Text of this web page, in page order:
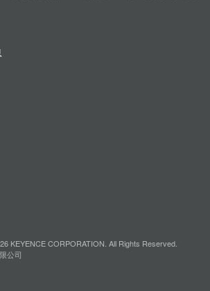
KEYENCE CORPORATION. All Rights Reserved.
公司